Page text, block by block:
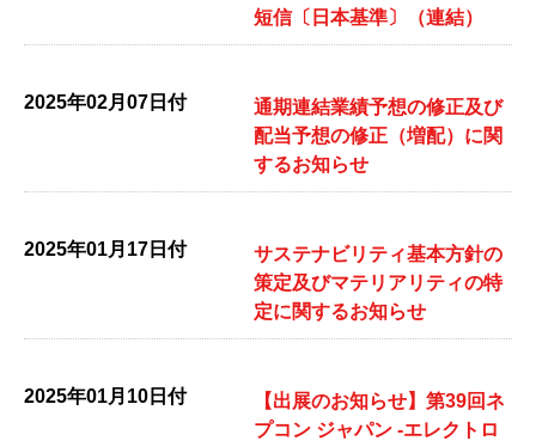
短信〔日本基準〕（連結）
2025年02月07日付
通期連結業績予想の修正及び
配当予想の修正（増配）に関
するお知らせ
2025年01月17日付
サステナビリティ基本方針の
策定及びマテリアリティの特
定に関するお知らせ
2025年01月10日付
【出展のお知らせ】第39回ネ
プコン ジャパン -エレクトロ